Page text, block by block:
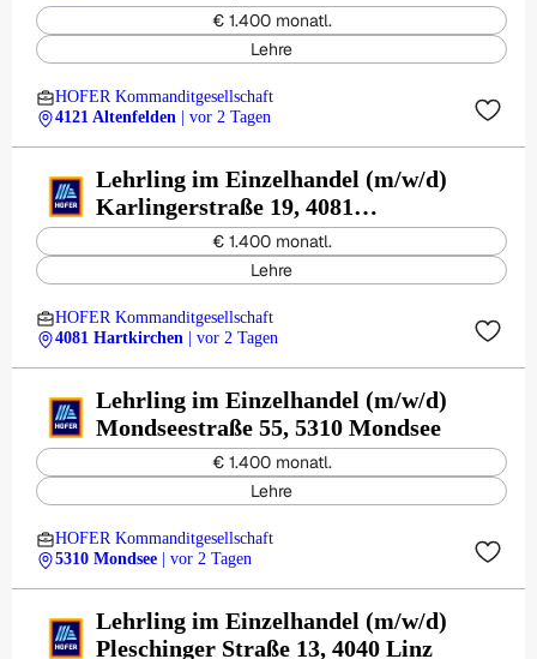
€ 1.400 monatl.
Lehre
HOFER Kommanditgesellschaft
4121 Altenfelden
| vor 2 Tagen
Lehrling im Einzelhandel (m/w/d)
Karlingerstraße 19, 4081
Hartkirchen€ 1.400 monatl.
Lehre
HOFER Kommanditgesellschaft
4081 Hartkirchen
| vor 2 Tagen
Lehrling im Einzelhandel (m/w/d)
Mondseestraße 55, 5310 Mondsee
€ 1.400 monatl.
Lehre
HOFER Kommanditgesellschaft
5310 Mondsee
| vor 2 Tagen
Lehrling im Einzelhandel (m/w/d)
Pleschinger Straße 13, 4040 Linz